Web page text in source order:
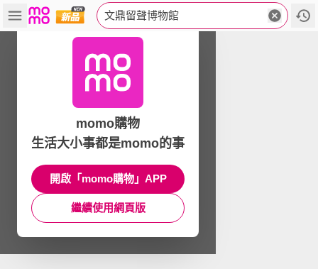
文鼎留聲博物館
momo購物
生活大小事都是momo的事
開啟「momo購物」APP
繼續使用網頁版